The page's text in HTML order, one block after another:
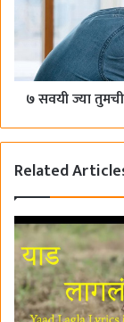
७ सवयी ज्या
Related